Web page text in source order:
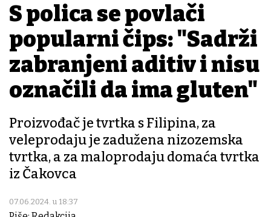
S polica se povlači
popularni čips: "Sadrži
zabranjeni aditiv i nisu
označili da ima gluten"
Proizvođač je tvrtka s Filipina, za
veleprodaju je zadužena nizozemska
tvrtka, a za maloprodaju domaća tvrtka
iz Čakovca
07.06.2024. u 18:37